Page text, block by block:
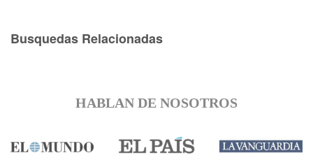
Busquedas Relacionadas
HABLAN DE NOSOTROS